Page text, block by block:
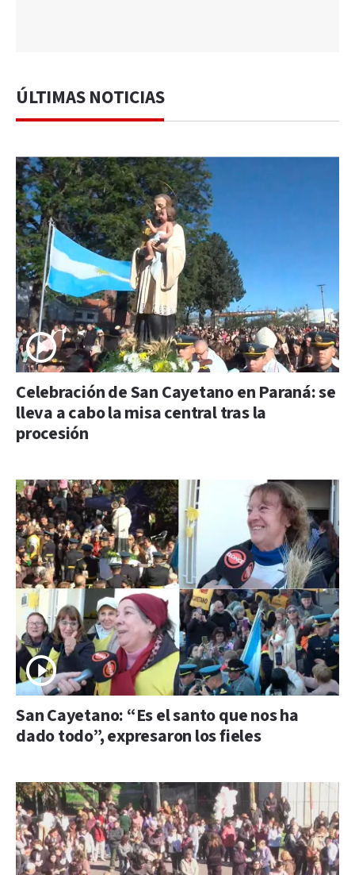
ÚLTIMAS NOTICIAS
Celebración de San Cayetano en Paraná: se
lleva a cabo la misa central tras la
procesión
San Cayetano: “Es el santo que nos ha
dado todo”, expresaron los fieles